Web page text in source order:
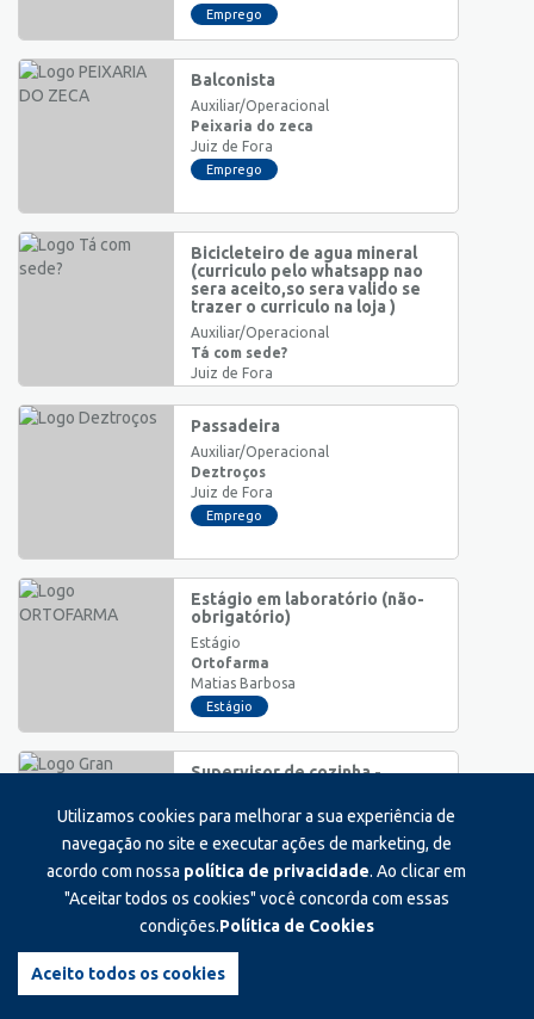
Emprego
Balconista
Auxiliar/Operacional
Peixaria do zeca
Juiz de Fora
Emprego
Bicicleteiro de agua mineral
(curriculo pelo whatsapp nao
sera aceito,so sera valido se
trazer o curriculo na loja )
Auxiliar/Operacional
Tá com sede?
Juiz de Fora
Passadeira
Auxiliar/Operacional
Deztroços
Juiz de Fora
Emprego
Estágio em laboratório (não-
obrigatório)
Estágio
Ortofarma
Matias Barbosa
Estágio
Supervisor de cozinha -
japonesa
Supervisão/Coordenação
Gran talentos
Juiz de Fora
Emprego
Auxiliar/Operacional
Utilizamos cookies para melhorar a sua experiência de
navegação no site e executar ações de marketing, de
acordo com nossa política de privacidade. Ao clicar em
"Aceitar todos os cookies" você concorda com essas
condições.Política de Cookies
Aceito todos os cookies